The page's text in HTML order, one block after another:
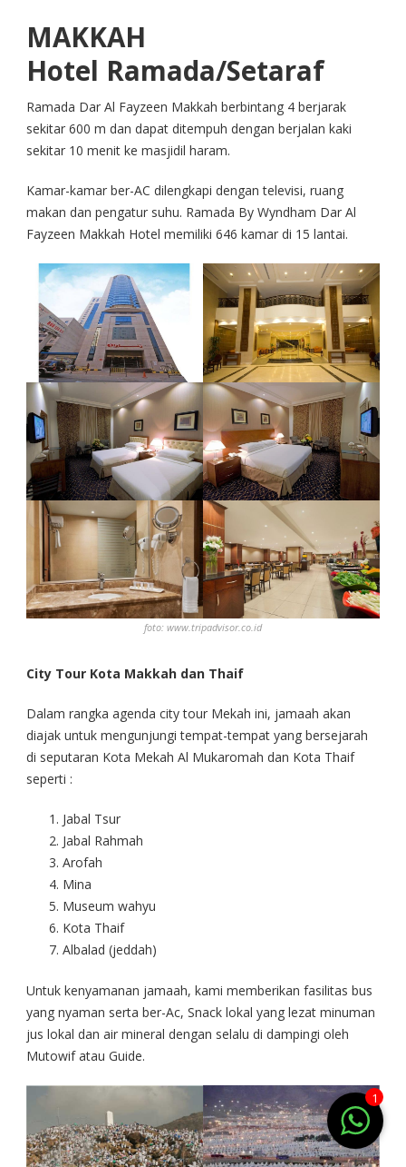
MAKKAH
Hotel Ramada/Setaraf
Ramada Dar Al Fayzeen Makkah berbintang 4 berjarak
sekitar 600 m dan dapat ditempuh dengan berjalan kaki
sekitar 10 menit ke masjidil haram.
Kamar-kamar ber-AC dilengkapi dengan televisi, ruang
makan dan pengatur suhu. Ramada By Wyndham Dar Al
Fayzeen Makkah Hotel memiliki 646 kamar di 15 lantai.
foto: www.tripadvisor.co.id
City Tour Kota Makkah dan Thaif
Dalam rangka agenda city tour Mekah ini, jamaah akan
diajak untuk mengunjungi tempat-tempat yang bersejarah
di seputaran Kota Mekah Al Mukaromah dan Kota Thaif
seperti :
Jabal Tsur
Jabal Rahmah
Arofah
Mina
Museum wahyu
Kota Thaif
Albalad (jeddah)
Untuk kenyamanan jamaah, kami memberikan fasilitas bus
yang nyaman serta ber-Ac, Snack lokal yang lezat minuman
jus lokal dan air mineral dengan selalu di dampingi oleh
Mutowif atau Guide.
1